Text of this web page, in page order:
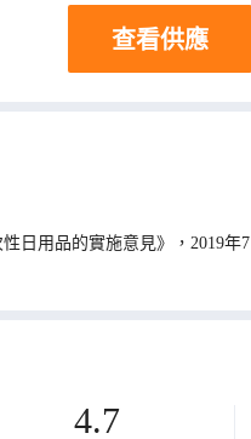
查看供應
日用品的實施意見》，2019年7
4.7